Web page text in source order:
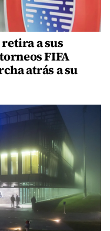
a sus
FIFA
atrás a su